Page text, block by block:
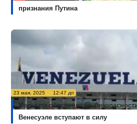
признания Путина
23 мая, 2025 12:47 дп
Меры по обеспечению
Венесуэле вступают в силу